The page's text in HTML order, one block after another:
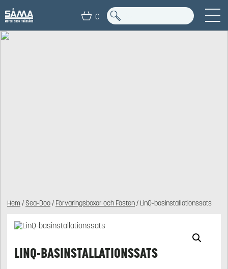
0
Hem / Sea-Doo/ Förvaringsboxar och Fästen/ LinQ-basinstallationssats
LINQ-BASINSTALLATIONSSATS